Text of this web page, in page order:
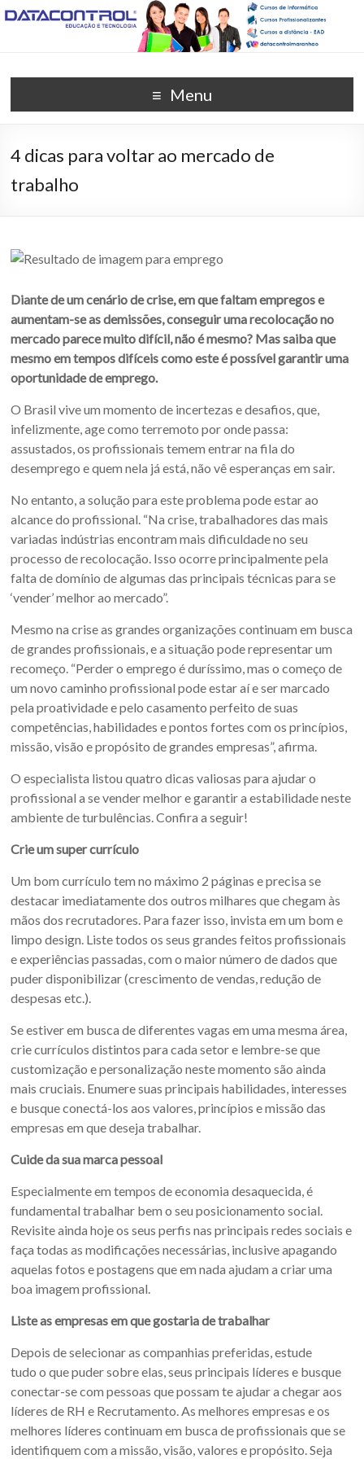
DATACONTROL –
EDUCAÇÃO E
TECNOLOGIA
Unidade Anil (98) 3259-8565
Menu
4 dicas para voltar ao mercado de
trabalho
Diante de um cenário de crise, em que faltam empregos e
aumentam-se as demissões, conseguir uma recolocação no
mercado parece muito difícil, não é mesmo? Mas saiba que
mesmo em tempos difíceis como este é possível garantir uma
oportunidade de emprego.
O Brasil vive um momento de incertezas e desafios, que,
infelizmente, age como terremoto por onde passa:
assustados, os profissionais temem entrar na fila do
desemprego e quem nela já está, não vê esperanças em sair.
No entanto, a solução para este problema pode estar ao
alcance do profissional. “Na crise, trabalhadores das mais
variadas indústrias encontram mais dificuldade no seu
processo de recolocação. Isso ocorre principalmente pela
falta de domínio de algumas das principais técnicas para se
‘vender’ melhor ao mercado”.
Mesmo na crise as grandes organizações continuam em busca
de grandes profissionais, e a situação pode representar um
recomeço. “Perder o emprego é duríssimo, mas o começo de
um novo caminho profissional pode estar aí e ser marcado
pela proatividade e pelo casamento perfeito de suas
competências, habilidades e pontos fortes com os princípios,
missão, visão e propósito de grandes empresas”, afirma.
O especialista listou quatro dicas valiosas para ajudar o
profissional a se vender melhor e garantir a estabilidade neste
ambiente de turbulências. Confira a seguir!
Crie um super currículo
Um bom currículo tem no máximo 2 páginas e precisa se
destacar imediatamente dos outros milhares que chegam às
mãos dos recrutadores. Para fazer isso, invista em um bom e
limpo design. Liste todos os seus grandes feitos profissionais
e experiências passadas, com o maior número de dados que
puder disponibilizar (crescimento de vendas, redução de
despesas etc.).
Se estiver em busca de diferentes vagas em uma mesma área,
crie currículos distintos para cada setor e lembre-se que
customização e personalização neste momento são ainda
mais cruciais. Enumere suas principais habilidades, interesses
e busque conectá-los aos valores, princípios e missão das
empresas em que deseja trabalhar.
Cuide da sua marca pessoal
Especialmente em tempos de economia desaquecida, é
fundamental trabalhar bem o seu posicionamento social.
Revisite ainda hoje os seus perfis nas principais redes sociais e
faça todas as modificações necessárias, inclusive apagando
aquelas fotos e postagens que em nada ajudam a criar uma
boa imagem profissional.
Liste as empresas em que gostaria de trabalhar
Depois de selecionar as companhias preferidas, estude
tudo o que puder sobre elas, seus principais líderes e busque
conectar-se com pessoas que possam te ajudar a chegar aos
líderes de RH e Recrutamento. As melhores empresas e os
melhores líderes continuam em busca de profissionais que se
identifiquem com a missão, visão, valores e propósito. Seja